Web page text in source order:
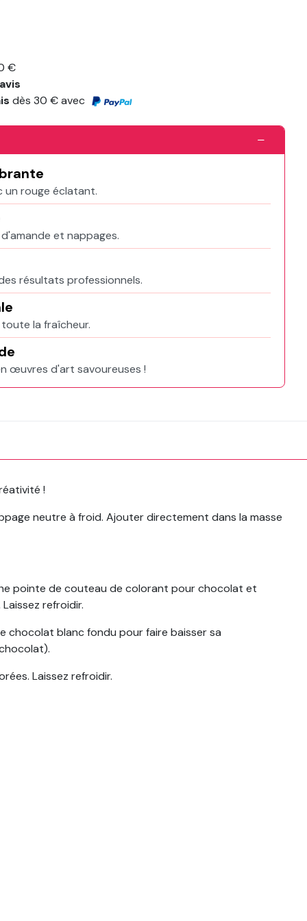
€
dès 30 € avec
un rouge éclatant.
et nappages.
résultats professionnels.
la fraîcheur.
œuvres d'art savoureuses !
!
neutre à froid. Ajouter directement dans la masse
pointe de couteau de colorant pour chocolat et
refroidir.
chocolat blanc fondu pour faire baisser sa
Laissez refroidir.